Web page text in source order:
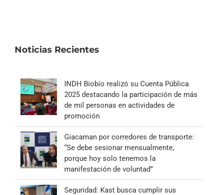
Noticias Recientes
INDH Biobío realizó su Cuenta Pública
2025 destacando la participación de más
de mil personas en actividades de
promoción
Giacaman por corredores de transporte:
“Se debe sesionar mensualmente,
porque hoy solo tenemos la
manifestación de voluntad”
Seguridad: Kast busca cumplir sus